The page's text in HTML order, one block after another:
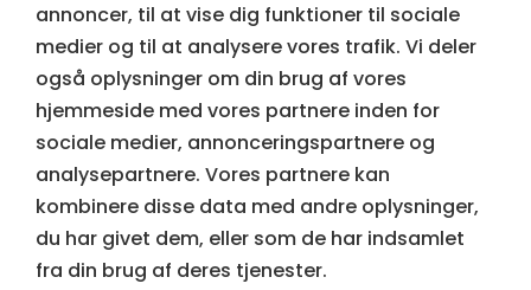
annoncer, til at vise dig funktioner til sociale
medier og til at analysere vores trafik. Vi deler
også oplysninger om din brug af vores
hjemmeside med vores partnere inden for
sociale medier, annonceringspartnere og
analysepartnere. Vores partnere kan
kombinere disse data med andre oplysninger,
du har givet dem, eller som de har indsamlet
fra din brug af deres tjenester.